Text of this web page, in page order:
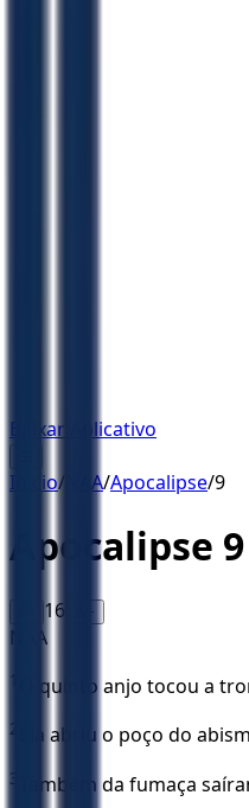
Baixar Aplicativo
Início/ NAA/Apocalipse/9
Apocalipse 9
16 A+
NAA
1 O quinto anjo tocou a
2 Ela abriu o poço do
3 Também da fumaça